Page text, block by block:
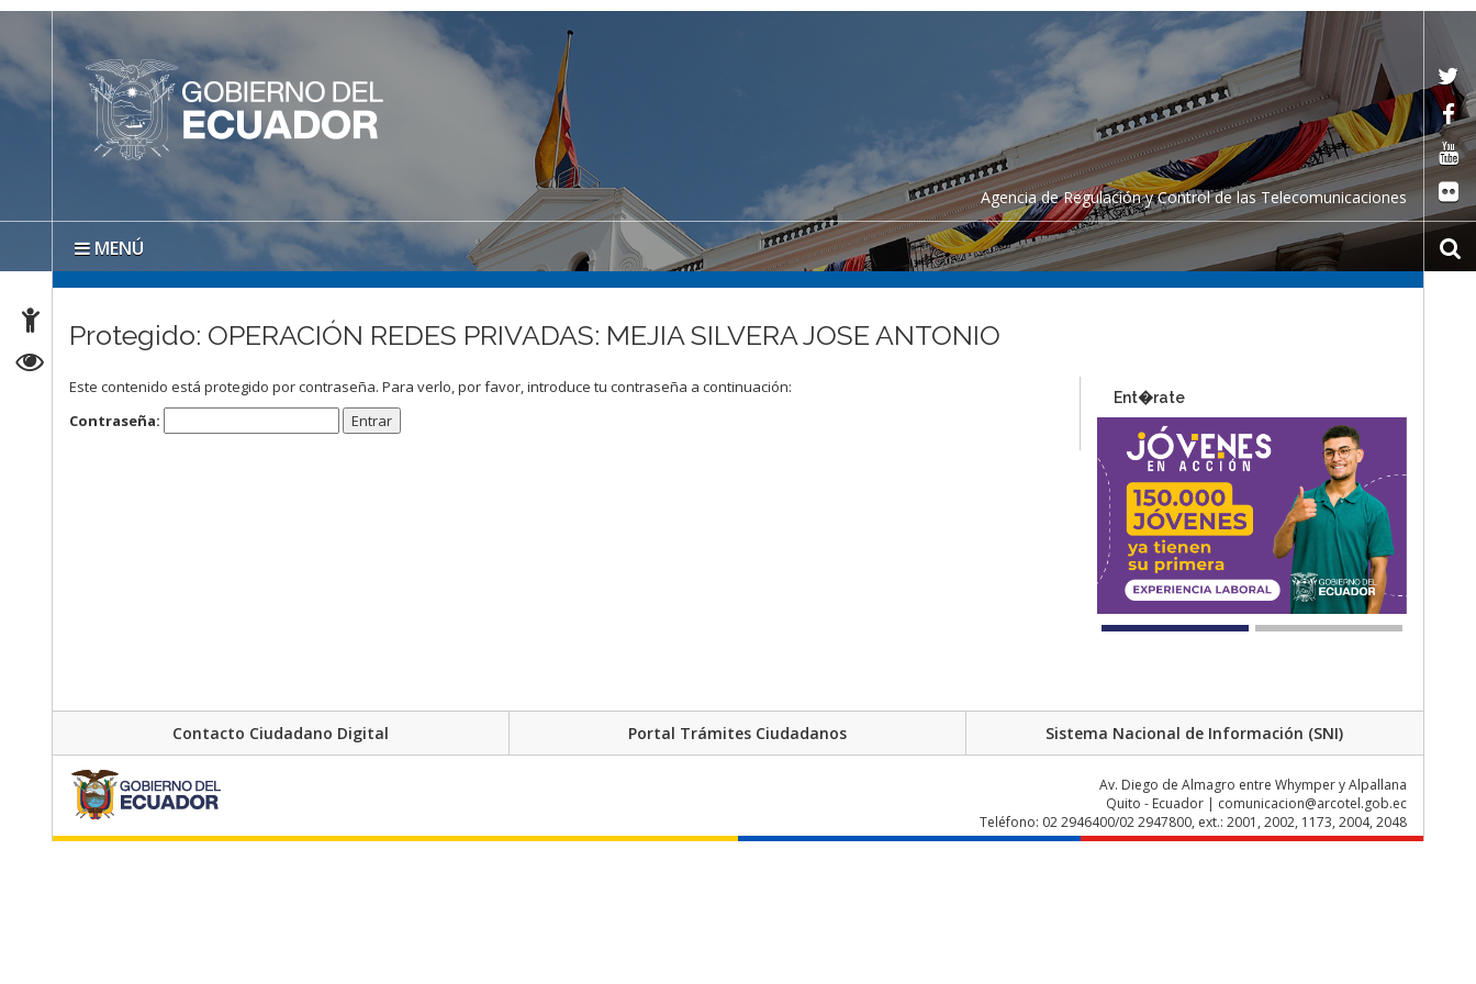
Agencia de Regulación y Control de las Telecomunicaciones
MENÚ
Protegido: OPERACIÓN REDES PRIVADAS: MEJIA SILVERA JOSE ANTONIO
Este contenido está protegido por contraseña. Para verlo, por favor, introduce tu contraseña a continuación:
Contraseña:
Ent�rate
Contacto Ciudadano Digital Portal Trámites Ciudadanos Sistema Nacional de Información (SNI)
Av. Diego de Almagro entre Whymper y Alpallana
Quito - Ecuador | comunicacion@arcotel.gob.ec
Teléfono: 02 2946400/02 2947800, ext.: 2001, 2002, 1173, 2004, 2048